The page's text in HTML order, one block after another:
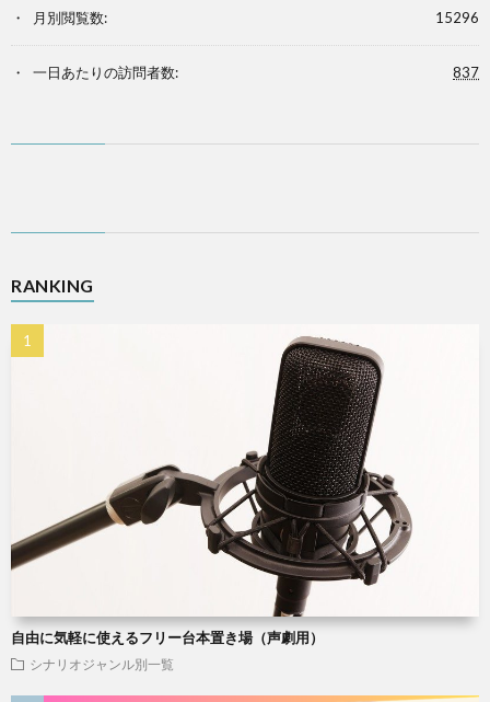
15296
月別閲覧数:
837
一日あたりの訪問者数:
RANKING
自由に気軽に使えるフリー台本置き場（声劇用）
シナリオジャンル別一覧